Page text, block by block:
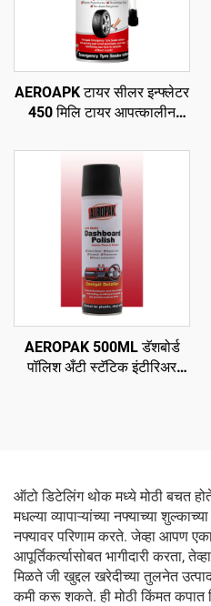
AEROAPK टायर सीलर इन्फ्लेटर
450 मिलि टायर आपत्कालीन
वायू भरणे
AEROPAK 500ML डॅशबोर्ड
पॉलिश अँटी स्टॅटिक इंटीरिअर
ऑटो डिटेलिंग थोक मध्ये मोठी बचत
मधल्या व्यापाऱ्यांच्या नफ्याच्या
नफ्यावर परिणाम करते. जेव्हा आपण
आपूर्तिकर्त्यासोबत भागीदारी करता,
मिळते जी खुद्दल खरेदीच्या तुलनेत
कमी करू शकते. ही मोठी किंमत कपात